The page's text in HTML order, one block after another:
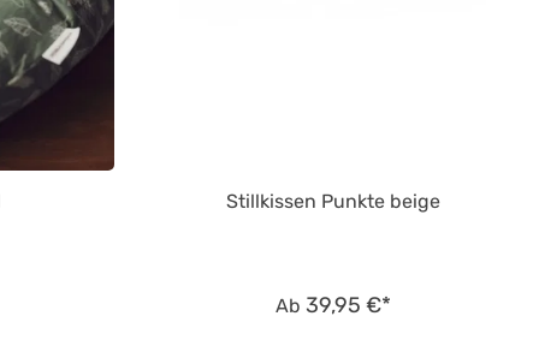
Stillkissen Punkte beige
Ab 39,95 €*